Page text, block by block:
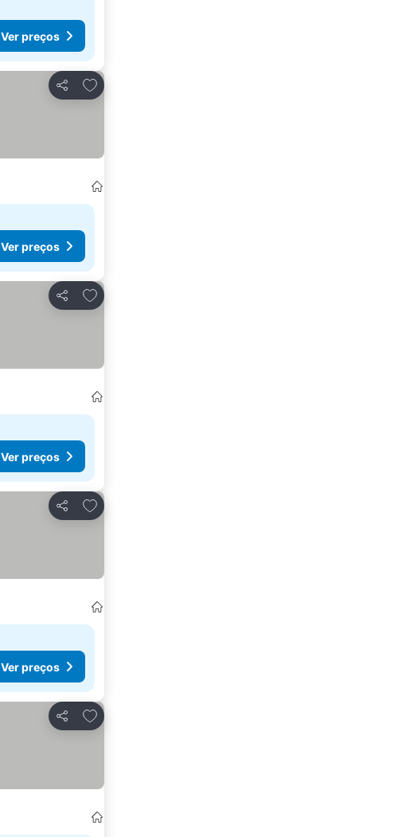
Ver preços
Partilhar
Adicionar aos favoritos
Ver preços
Partilhar
Adicionar aos favoritos
Ver preços
Partilhar
Adicionar aos favoritos
Ver preços
Partilhar
Adicionar aos favoritos